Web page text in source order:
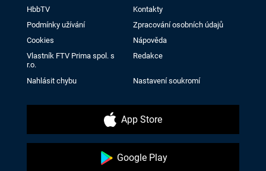
HbbTV
Kontakty
Podmínky užívání
Zpracování osobních údajů
Cookies
Nápověda
Vlastník FTV Prima spol. s
r.o.
Redakce
Nahlásit chybu Nastavení soukromí
App Store
Google Play